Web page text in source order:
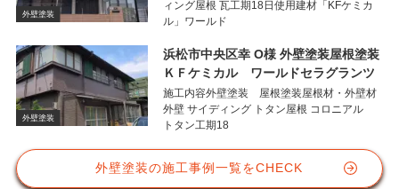
外壁塗装
ィング屋根 瓦工期18日使用建材「KFケミカ
ル」ワールド
外壁塗装
浜松市中央区幸 O様 外壁塗装屋根塗装
ＫＦケミカル ワールドセラグランツ
施工内容外壁塗装 屋根塗装屋根材・外壁材
外壁 サイディング トタン屋根 コロニアル
トタン工期18
外壁塗装の施工事例一覧をCHECK